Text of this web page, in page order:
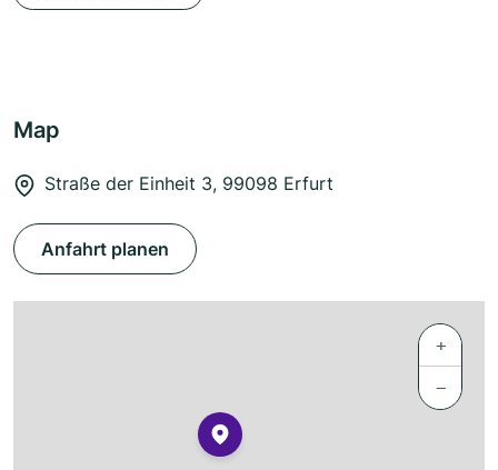
Map
Straße der Einheit 3, 99098 Erfurt
Anfahrt planen
+
−